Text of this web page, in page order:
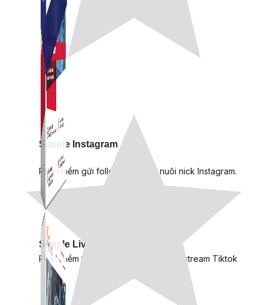
Simple Live
Phần mềm tạo kịch bản bình luận livestream Tiktok
Simple Instagram
Phần mềm gửi follow, nhắn tin, nuôi nick Instagram.